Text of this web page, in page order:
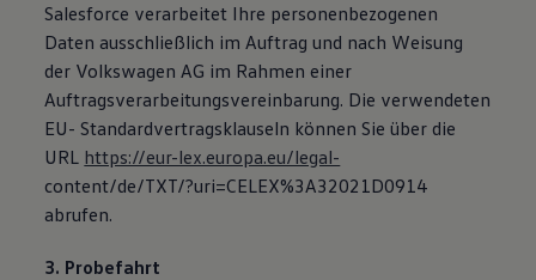
Salesforce verarbeitet Ihre personenbezogenen
Daten ausschließlich im Auftrag und nach Weisung
der Volkswagen AG im Rahmen einer
Auftragsverarbeitungsvereinbarung. Die verwendeten
EU- Standardvertragsklauseln können Sie über die
URL https://eur-lex.europa.eu/legal-
content/de/TXT/?uri=CELEX%3A32021D0914
abrufen.
3. Probefahrt